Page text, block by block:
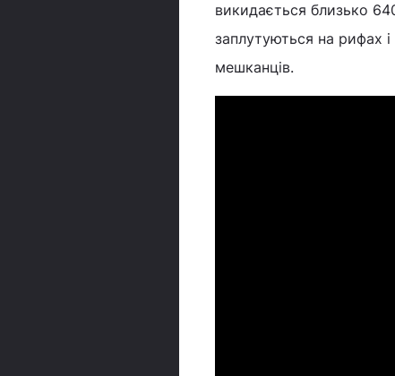
викидається близько
заплутуються на рифах
мешканців.